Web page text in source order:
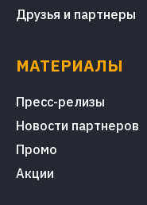
Друзья и партнеры
МАТЕРИАЛЫ
Пресс-релизы
Новости партнеров
Промо
Акции